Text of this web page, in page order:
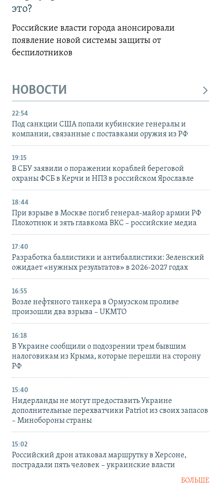
это?
Российские власти города анонсировали
появление новой системы защиты от
беспилотников
НОВОСТИ
22:54
Под санкции США попали кубинские генералы и
компании, связанные с поставками оружия из РФ
19:15
В СБУ заявили о поражении кораблей береговой
охраны ФСБ в Керчи и НПЗ в российском Ярославле
18:44
При взрыве в Москве погиб генерал-майор армии РФ
Плохотнюк и зять главкома ВКС – российские медиа
17:40
Разработка баллистики и антибаллистики: Зеленский
ожидает «нужных результатов» в 2026-2027 годах
16:55
Возле нефтяного танкера в Ормузском проливе
произошли два взрыва – UKMTO
16:18
В Украине сообщили о подозрении трем бывшим
налоговикам из Крыма, которые перешли на сторону
РФ
15:40
Нидерланды не могут предоставить Украине
дополнительные перехватчики Patriot из своих запасов
– Минобороны страны
15:02
Российский дрон атаковал маршрутку в Херсоне,
пострадали пять человек – украинские власти
БОЛЬШЕ